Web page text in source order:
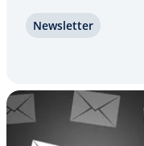
mensaje llega al
Ne­w­s­le­t­ter